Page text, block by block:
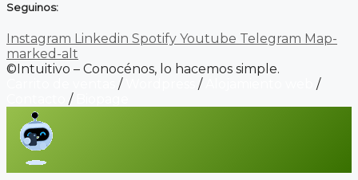
Seguinos:
Instagram Linkedin Spotify Youtube Telegram Map-
marked-alt
©Intuitivo – Conocénos, lo hacemos simple.
/ /
/
/